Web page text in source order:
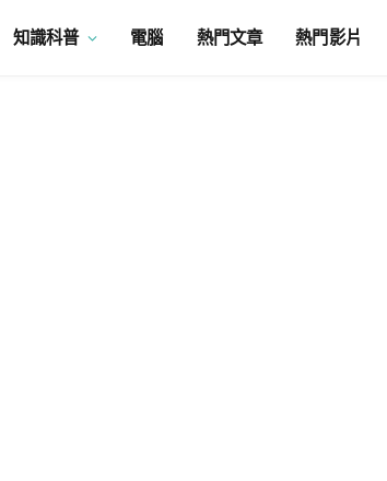
知識科普 電腦 熱門文章 熱門影片